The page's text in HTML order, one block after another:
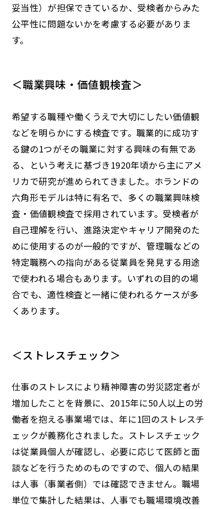
妥当性）が担保できているか、受検者からみた
公平性に問題ないかを考慮する必要がありま
す。
＜職業興味・価値観検査＞
希望する職種や働くうえで大切にしたい価値観
などを明らかにする検査です。職業的に成功す
る鍵の1つがその職業に対する興味の有無であ
る、という考えに基づき1920年頃から主にアメ
リカで研究が進められてきました。ホランドの
六角形モデルは特に有名で、多くの職業興味検
査・価値観検査で採用されています。受検者が
自己理解を行い、進路決定やキャリア開発のた
めに使用するのが一般的ですが、管理職などの
特定職務への指向がある従業員を発見する用途
で使われる場合もあります。いずれの目的の場
合でも、適性検査と一緒に使われるケースが多
くあります。
＜ストレスチェック＞
仕事のストレスにより精神障害の労災認定者が
増加したことを背景に、2015年に50人以上の労
働者を抱える事業場では、年に1回のストレスチ
ェックが義務化されました。ストレスチェック
は従業員個人が確認し、必要に応じて医師と面
談などを行うためのものですので、個人の結果
は人事（事業者側）では確認できません。職場
単位で集計した結果は、人事でも職場環境改善